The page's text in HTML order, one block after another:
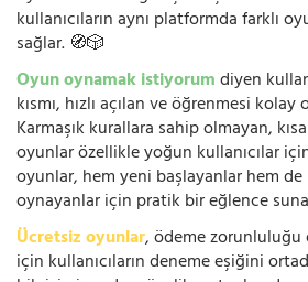
kullanıcıların aynı platformda farklı
sağlar. 🧭🎲
Oyun oynamak istiyorumdiyen
kısmı, hızlı açılan ve öğrenmesi
Karmaşık kurallara sahip olmayan,
oyunlar özellikle yoğun kullanıcılar
oyunlar, hem yeni başlayanlar hem
oynayanlar için pratik bir eğlence
Ücretsiz oyunlar, ödeme
için kullanıcıların deneme eşiğini